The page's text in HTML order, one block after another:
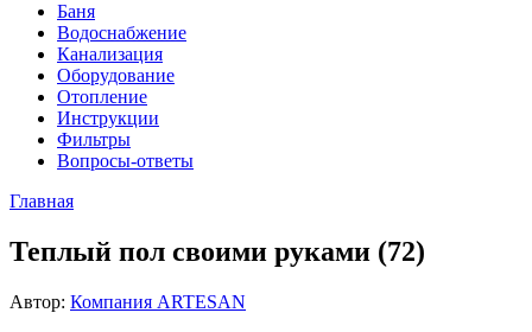
Баня
Водоснабжение
Канализация
Оборудование
Отопление
Инструкции
Фильтры
Вопросы-ответы
Главная
Теплый пол своими руками (72)
Автор: Компания ARTESAN